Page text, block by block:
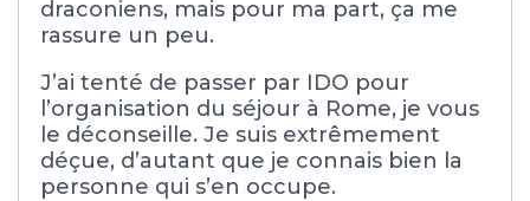
draconiens, mais pour ma part, ça me
rassure un peu.
J’ai tenté de passer par IDO pour
l’organisation du séjour à Rome, je vous
le déconseille. Je suis extrêmement
déçue, d’autant que je connais bien la
personne qui s’en occupe.